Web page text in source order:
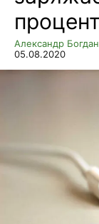
Александр
05.08.2020